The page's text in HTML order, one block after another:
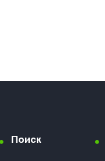
Поиск